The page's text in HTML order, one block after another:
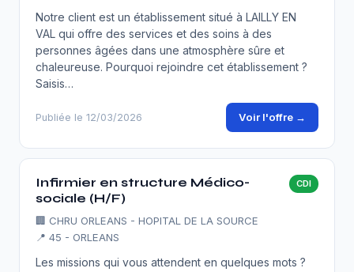
Notre client est un établissement situé à LAILLY EN
VAL qui offre des services et des soins à des
personnes âgées dans une atmosphère sûre et
chaleureuse. Pourquoi rejoindre cet établissement ?
Saisis…
Publiée le 12/03/2026 Voir l'offre →
Infirmier en structure Médico-
sociale (H/F)
CDI
🏢 CHRU ORLEANS - HOPITAL DE LA SOURCE
📍 45 - ORLEANS
Les missions qui vous attendent en quelques mots ?